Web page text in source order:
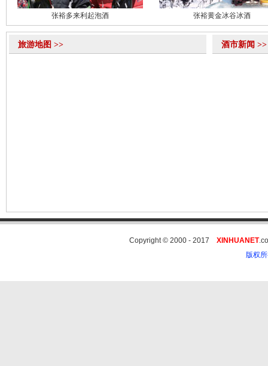
张裕多来利起泡酒 张裕黄金冰谷冰酒
旅游地图 >> 酒市新闻 >>
Copyright © 2000 - 2017 XINHUANET
版权